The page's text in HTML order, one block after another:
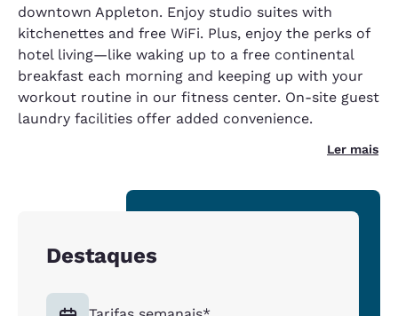
downtown Appleton. Enjoy studio suites with
kitchenettes and free WiFi. Plus, enjoy the perks of
hotel living—like waking up to a free continental
breakfast each morning and keeping up with your
workout routine in our fitness center. On-site guest
laundry facilities offer added convenience.
Ler mais
Destaques